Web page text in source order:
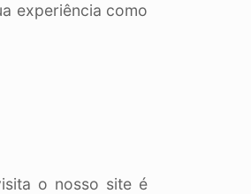
experiência como
o nosso site é